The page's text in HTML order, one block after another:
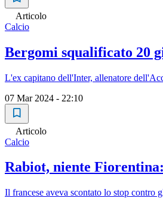
Articolo
Calcio
Bergomi squalificato 20
L'ex capitano dell'Inter, allenatore
07 Mar 2024 - 22:10
Articolo
Calcio
Rabiot, niente
Il francese aveva scontato lo stop contro